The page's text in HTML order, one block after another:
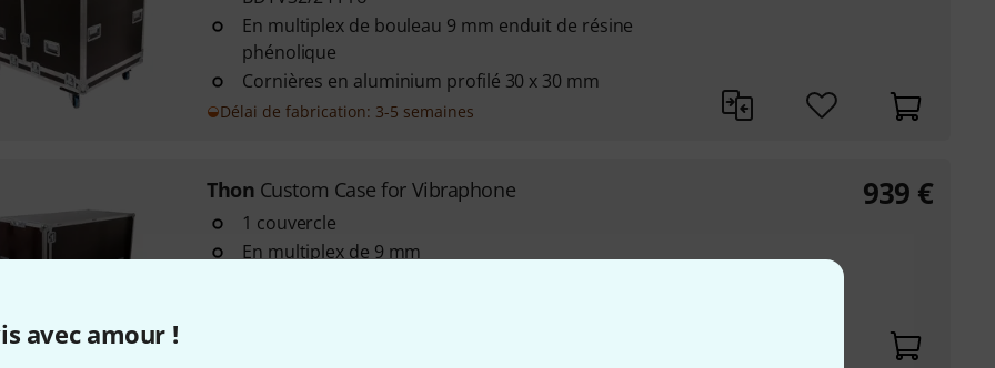
avec amour !
En multiplex de bouleau 9 mm enduit de résine
phénolique
Cornières en aluminium profilé 30 x 30 mm
Délai de fabrication: 3-5 semaines
Thon Custom Case for Vibraphone
1 couvercle
En multiplex de 9 mm
939 €